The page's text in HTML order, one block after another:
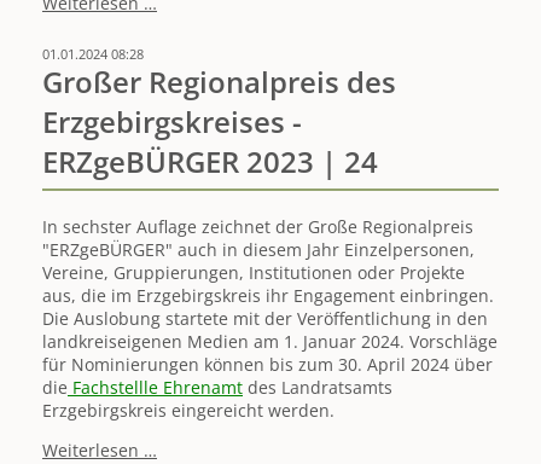
Preßnitztalbahn
verknüpft
Regionalhistorie
mit
Zukunft
01.01.2024 08:28
Großer Regionalpreis des
Erzgebirgskreises -
ERZgeBÜRGER 2023 | 24
In sechster Auflage zeichnet der Große Regionalpreis
"ERZgeBÜRGER" auch in diesem Jahr Einzelpersonen,
Vereine, Gruppierungen, Institutionen oder Projekte
aus, die im Erzgebirgskreis ihr Engagement einbringen.
Die Auslobung startete mit der Veröffentlichung in den
landkreiseigenen Medien am 1. Januar 2024. Vorschläge
für Nominierungen können bis zum 30. April 2024 über
die Fachstellle Ehrenamt des Landratsamts
Erzgebirgskreis eingereicht werden.
Weiterlesen …